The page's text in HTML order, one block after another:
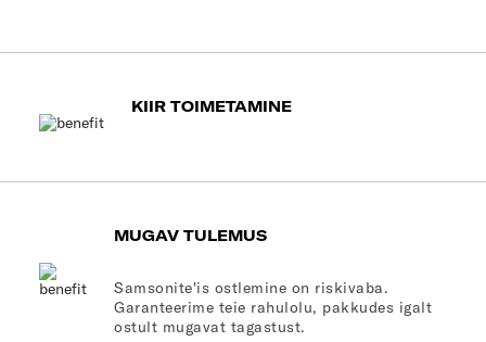
KIIR TOIMETAMINE
MUGAV TULEMUS
Samsonite'is ostlemine on riskivaba.
Garanteerime teie rahulolu, pakkudes igalt
ostult mugavat tagastust.